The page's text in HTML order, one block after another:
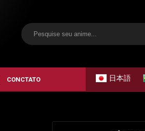
CONCTATO 日本語